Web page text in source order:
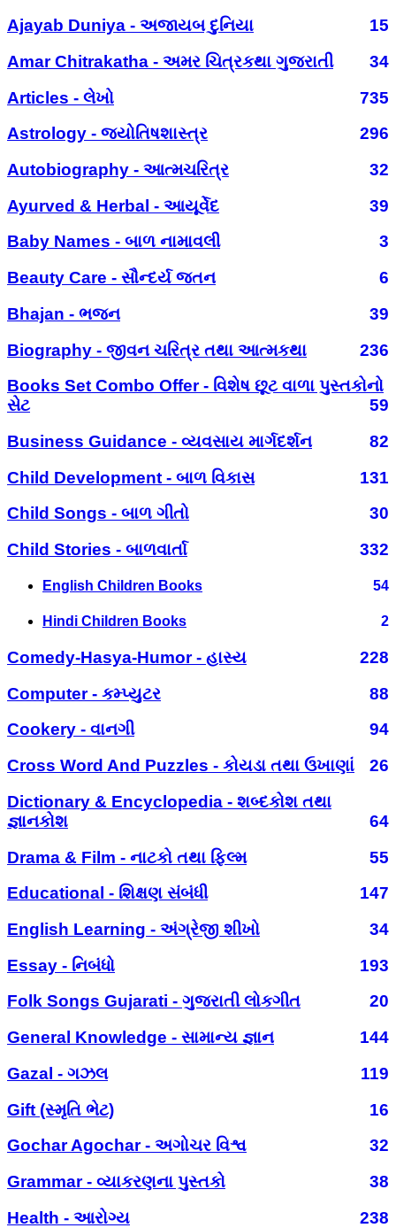
Ajayab Duniya - અજાયબ દુનિયા
15
Amar Chitrakatha - અમર ચિત્રકથા ગુજરાતી
34
Articles - લેખો
735
Astrology - જ્યોતિષશાસ્ત્ર
296
Autobiography - આત્મચરિત્ર
32
Ayurved & Herbal - આયૂર્વેદ
39
Baby Names - બાળ નામાવલી
3
Beauty Care - સૌન્દર્ય જતન
6
Bhajan - ભજન
39
Biography - જીવન ચરિત્ર તથા આત્મકથા
236
Books Set Combo Offer - વિશેષ છૂટ વાળા પુસ્તકોનો
સેટ
59
Business Guidance - વ્યવસાય માર્ગદર્શન
82
Child Development - બાળ વિકાસ
131
Child Songs - બાળ ગીતો
30
Child Stories - બાળવાર્તા
332
English Children Books 54
Hindi Children Books 2
Comedy-Hasya-Humor - હાસ્ય
228
Computer - કમ્પ્યુટર
88
Cookery - વાનગી
94
Cross Word And Puzzles - કોયડા તથા ઉખાણાં
26
Dictionary & Encyclopedia - શબ્દકોશ તથા
જ્ઞાનકોશ
64
Drama & Film - નાટકો તથા ફિલ્મ
55
Educational - શિક્ષણ સંબંધી
147
English Learning - અંગ્રેજી શીખો
34
Essay - નિબંધો
193
Folk Songs Gujarati - ગુજરાતી લોકગીત
20
General Knowledge - સામાન્ય જ્ઞાન
144
Gazal - ગઝલ
119
Gift (સ્મૃતિ ભેટ)
16
Gochar Agochar - અગોચર વિશ્વ
32
Grammar - વ્યાકરણના પુસ્તકો
38
Health - આરોગ્ય
238